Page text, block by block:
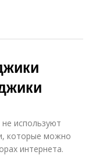
используют
которые можно
интернета.